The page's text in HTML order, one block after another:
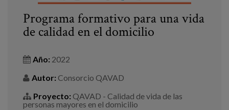
Programa formativo para una vida
de calidad en el domicilio
Año: 2022
Autor: Consorcio QAVAD
Proyecto: QAVAD - Calidad de vida de las
personas mayores en el domicilio